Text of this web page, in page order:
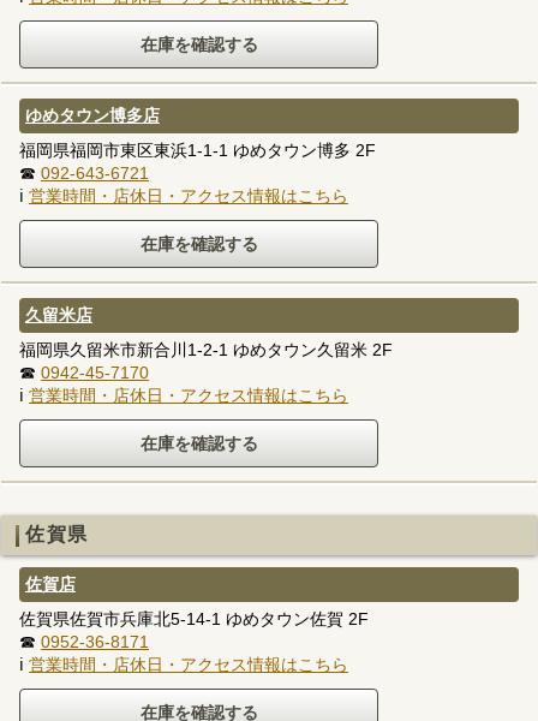
ゆめタウン博多店
福岡県福岡市東区東浜1-1-1 ゆめタウン博多 2F
☎ 092-643-6721
ℹ 営業時間・店休日・アクセス情報はこちら
久留米店
福岡県久留米市新合川1-2-1 ゆめタウン久留米 2F
☎ 0942-45-7170
ℹ 営業時間・店休日・アクセス情報はこちら
佐賀県
佐賀店
佐賀県佐賀市兵庫北5-14-1 ゆめタウン佐賀 2F
☎ 0952-36-8171
ℹ 営業時間・店休日・アクセス情報はこちら